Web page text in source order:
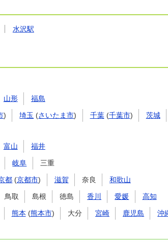
水沢駅
山形 福島
) 埼玉 (さいたま市) 千葉(千葉市)
茨城
富山 福井
岐阜 三重
都 (京都市) 滋賀 奈良 和歌山
鳥取 島根 徳島 香川 愛媛 高知
熊本 (熊本市) 大分 宮崎 鹿児島 沖